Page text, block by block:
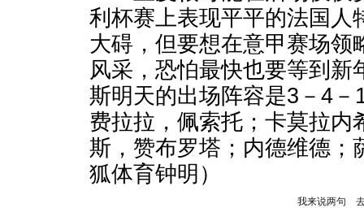
利杯赛上表现平平的法国人
大碍，但要想在意甲赛场领
风采，恐怕最快也要等到新
斯明天的出场阵容是3－4
费拉拉，佩索托；卡莫拉内
斯，赞布罗塔；内德维德；
狐体育钟明）
我来说两句